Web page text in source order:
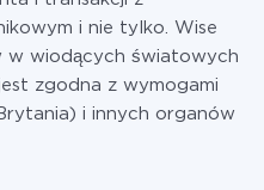
i nie tylko. Wise
w wiodących światowych
zgodna z wymogami
i innych organów